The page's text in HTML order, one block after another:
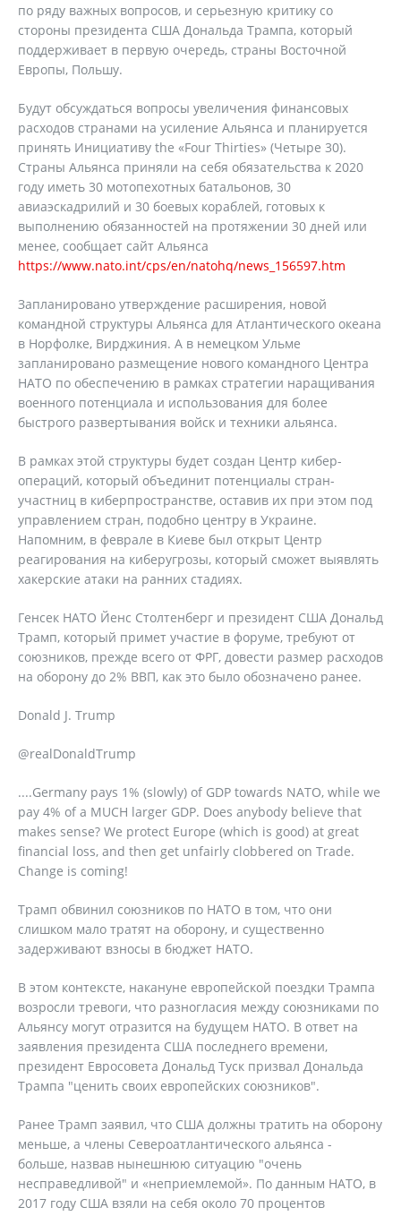
по ряду важных вопросов, и серьезную критику со
стороны президента США Дональда Трампа, который
поддерживает в первую очередь, страны Восточной
Европы, Польшу.
Будут обсуждаться вопросы увеличения финансовых
расходов странами на усиление Альянса и планируется
принять Инициативу the «Four Thirties» (Четыре 30).
Страны Альянса приняли на себя обязательства к 2020
году иметь 30 мотопехотных батальонов, 30
авиаэскадрилий и 30 боевых кораблей, готовых к
выполнению обязанностей на протяжении 30 дней или
менее, сообщает сайт Альянса
https://www.nato.int/cps/en/natohq/news_156597.htm
Запланировано утверждение расширения, новой
командной структуры Альянса для Атлантического океана
в Норфолке, Вирджиния. А в немецком Ульме
запланировано размещение нового командного Центра
НАТО по обеспечению в рамках стратегии наращивания
военного потенциала и использования для более
быстрого развертывания войск и техники альянса.
В рамках этой структуры будет создан Центр кибер-
операций, который объединит потенциалы стран-
участниц в киберпространстве, оставив их при этом под
управлением стран, подобно центру в Украине.
Напомним, в феврале в Киеве был открыт Центр
реагирования на киберугрозы, который сможет выявлять
хакерские атаки на ранних стадиях.
Генсек НАТО Йенс Столтенберг и президент США Дональд
Трамп, который примет участие в форуме, требуют от
союзников, прежде всего от ФРГ, довести размер расходов
на оборону до 2% ВВП, как это было обозначено ранее.
Donald J. Trump
@realDonaldTrump
....Germany pays 1% (slowly) of GDP towards NATO, while we
pay 4% of a MUCH larger GDP. Does anybody believe that
makes sense? We protect Europe (which is good) at great
financial loss, and then get unfairly clobbered on Trade.
Change is coming!
Трамп обвинил союзников по НАТО в том, что они
слишком мало тратят на оборону, и существенно
задерживают взносы в бюджет НАТО.
В этом контексте, накануне европейской поездки Трампа
возросли тревоги, что разногласия между союзниками по
Альянсу могут отразится на будущем НАТО. В ответ на
заявления президента США последнего времени,
президент Евросовета Дональд Туск призвал Дональда
Трампа "ценить своих европейских союзников".
Ранее Трамп заявил, что США должны тратить на оборону
меньше, а члены Североатлантического альянса -
больше, назвав нынешнюю ситуацию "очень
несправедливой" и «неприемлемой». По данным НАТО, в
2017 году США взяли на себя около 70 процентов